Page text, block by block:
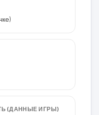
(ДАННЫЕ ИГРЫ)